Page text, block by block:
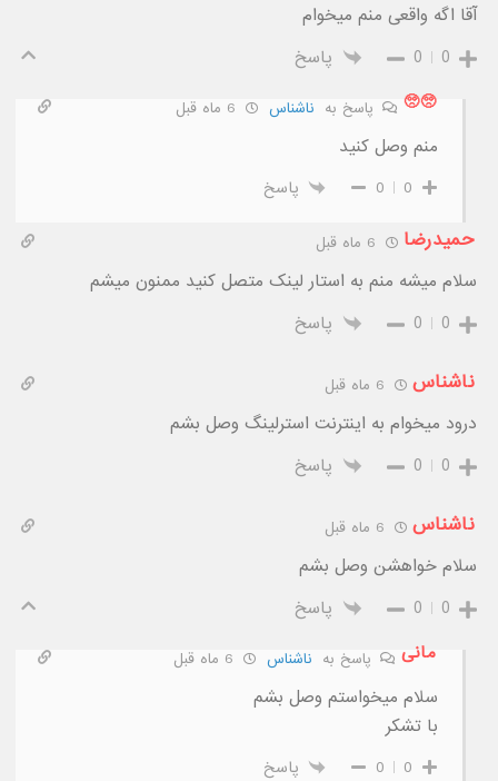
آقا اگه واقعی منم میخوام
0
0
پاسخ
🥺🥺
پاسخ به ناشناس
منم وصل کنید
0
0 پاسخ
حمیدرضا
سلام میشه منم به استار لینک متصل کنید ممنون میشم
0
0 پاسخ
ناشناس
درود میخوام به اینترنت استرلینگ وصل بشم
0
0 پاسخ
ناشناس
سلام خواهشن وصل بشم
0
0
پاسخ
مانی
پاسخ به ناشناس
سلام میخواستم وصل بشم
با تشکر
0
0 پاسخ